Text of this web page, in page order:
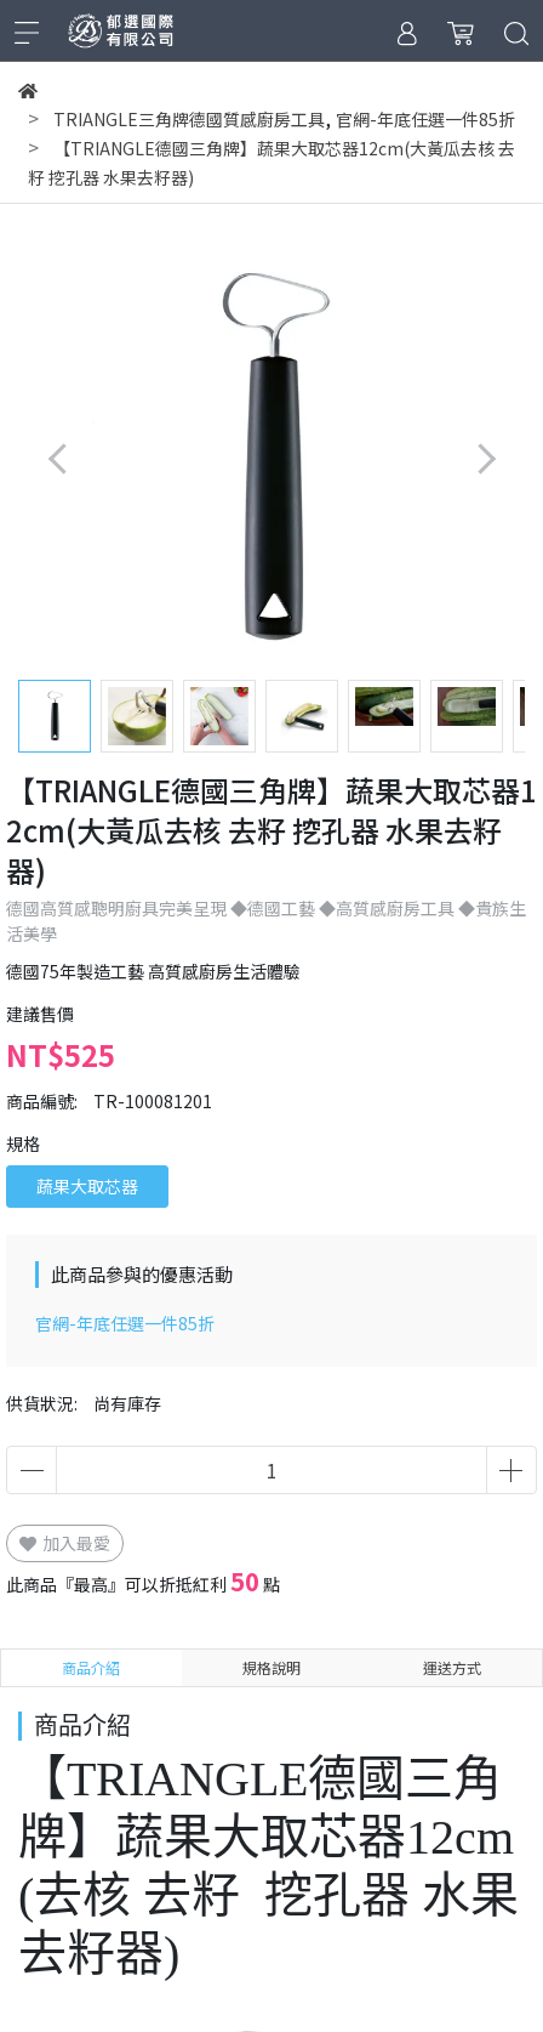
TRIANGLE三角牌德國質感廚房工具, 官網-年底任選一件85折
【TRIANGLE德國三角牌】蔬果大取芯器12cm(大黃瓜去核 去
籽 挖孔器 水果去籽器)
【TRIANGLE德國三角牌】蔬果大取芯器1
2cm(大黃瓜去核 去籽 挖孔器 水果去籽
器)
德國高質感聰明廚具完美呈現 ◆德國工藝 ◆高質感廚房工具 ◆貴族生
活美學
德國75年製造工藝 高質感廚房生活體驗
建議售價
NT$525
商品編號: TR-100081201
供貨狀況: 尚有庫存
規格
蔬果大取芯器
此商品參與的優惠活動
官網-年底任選一件85折
加入最愛
此商品『最高』可以折抵紅利 50 點
商品介紹 規格說明 運送方式
商品介紹
【TRIANGLE德國三角
牌】蔬果大取芯器12cm
(去核 去籽 挖孔器 水果
去籽器)